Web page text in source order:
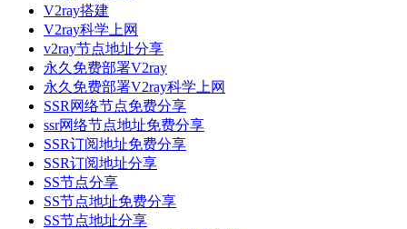
V2ray搭建
V2ray科学上网
v2ray节点地址分享
永久免费部署V2ray
永久免费部署V2ray科学上网
SSR网络节点免费分享
ssr网络节点地址免费分享
SSR订阅地址免费分享
SSR订阅地址分享
SS节点分享
SS节点地址免费分享
SS节点地址分享